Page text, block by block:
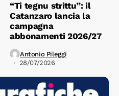
“Ti tegnu strittu”: il
Catanzaro lancia la
campagna
abbonamenti 2026/27
Antonio Pileggi
28/07/2026